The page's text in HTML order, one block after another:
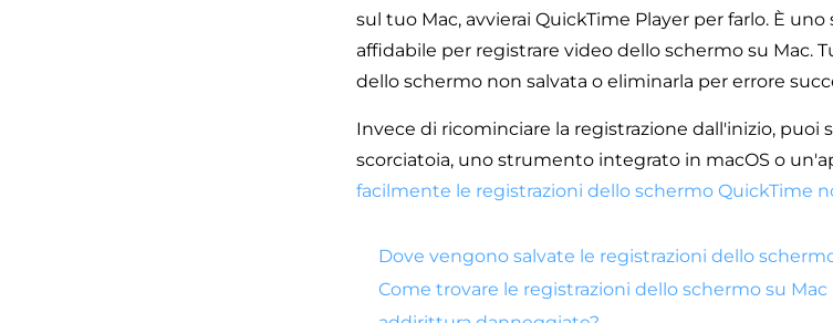
sul tuo Mac, avvierai QuickTime Player per farlo. È
affidabile per registrare video dello schermo su Mac.
dello schermo non salvata o eliminarla per errore
Invece di ricominciare la registrazione dall'inizio,
scorciatoia, uno strumento integrato in macOS o
facilmente le registrazioni dello schermo QuickTime
Dove vengono salvate le registrazioni dello
Come trovare le registrazioni dello schermo su